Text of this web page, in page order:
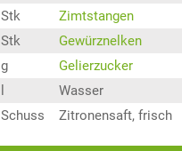
Stk
Zimtstangen
Stk
Gewürznelken
g
Gelierzucker
Wasser
Schuss Zitronensaft, frisch